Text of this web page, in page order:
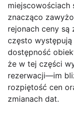
znacząco
rejonach ceny
często
dostępność
że w tej części
rezerwacji—im
rozpiętość cen
zmianach dat.